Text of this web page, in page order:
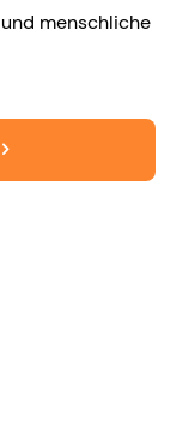
menschliche